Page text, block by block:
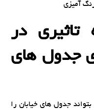
در
جدول های
جدول های خیابان را